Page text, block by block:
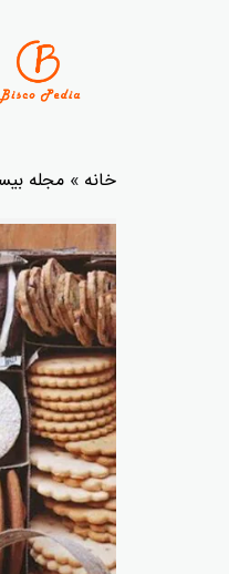
خانه » مجله